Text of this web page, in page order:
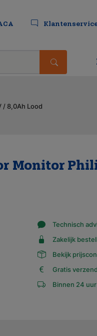
/ 8,0Ah Lood
Monitor
Technisch
Zakelijk
Bekijk
Gratis
Binnen 24